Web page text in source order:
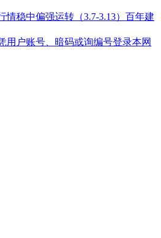
情稳中偏强运转（3.7-3.13）百年建
用户账号、暗码或询编号登录本网